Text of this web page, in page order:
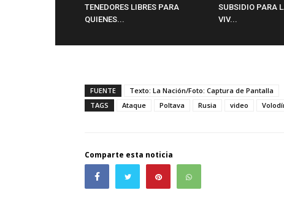
TENEDORES LIBRES PARA
QUIENES...
SUBSIDIO PARA
VIV...
FUENTE
Texto: La Nación/Foto: Captura de Pantalla
TAGS
Ataque Poltava Rusia video
Comparte esta noticia